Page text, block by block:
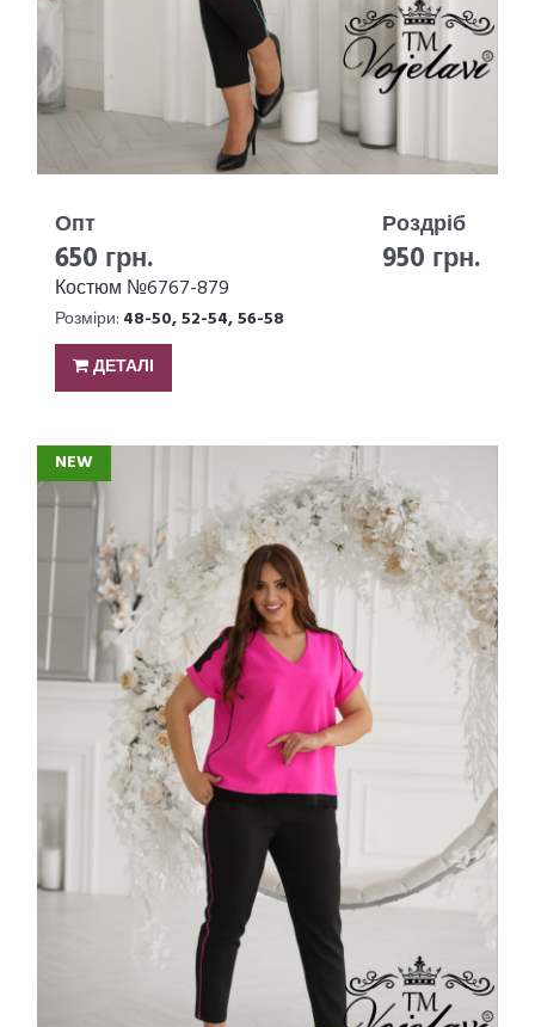
Опт
650 грн.
Роздріб
950 грн.
Костюм №6767-879
Розміри: 48-50, 52-54, 56-58
ДЕТАЛІ
NEW